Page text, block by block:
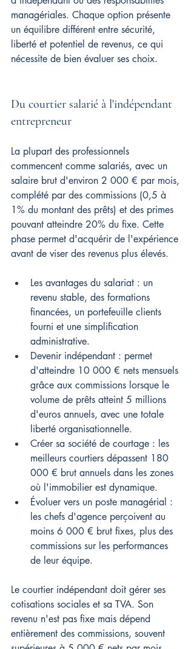
managériales. Chaque option présente
un équilibre différent entre sécurité,
liberté et potentiel de revenus, ce qui
nécessite de bien évaluer ses choix.
Du courtier salarié à l'indépendant
entrepreneur
La plupart des professionnels
commencent comme salariés, avec un
salaire brut d'environ 2 000 € par mois,
complété par des commissions (0,5 à
1% du montant des prêts) et des primes
pouvant atteindre 20% du fixe. Cette
phase permet d'acquérir de l'expérience
avant de viser des revenus plus élevés.
Les avantages du salariat : un
revenu stable, des formations
financées, un portefeuille clients
fourni et une simplification
administrative.
Devenir indépendant : permet
d'atteindre 10 000 € nets mensuels
grâce aux commissions lorsque le
volume de prêts atteint 5 millions
d'euros annuels, avec une totale
liberté organisationnelle.
Créer sa société de courtage : les
meilleurs courtiers dépassent 180
000 € brut annuels dans les zones
où l'immobilier est dynamique.
Évoluer vers un poste managérial :
les chefs d'agence perçoivent au
moins 6 000 € brut fixes, plus des
commissions sur les performances
de leur équipe.
Le courtier indépendant doit gérer ses
cotisations sociales et sa TVA. Son
revenu n'est pas fixe mais dépend
entièrement des commissions, souvent